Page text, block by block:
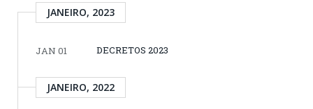
JANEIRO, 2023
JAN 01 DECRETOS 2023
JANEIRO, 2022